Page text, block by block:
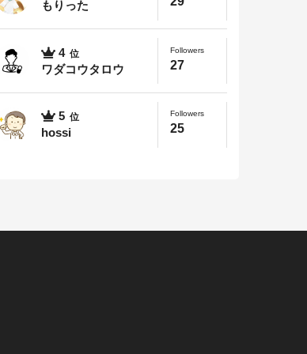
もりった
4 位
ワダコウタロウ
Followers
27
5 位
hossi
Followers
25